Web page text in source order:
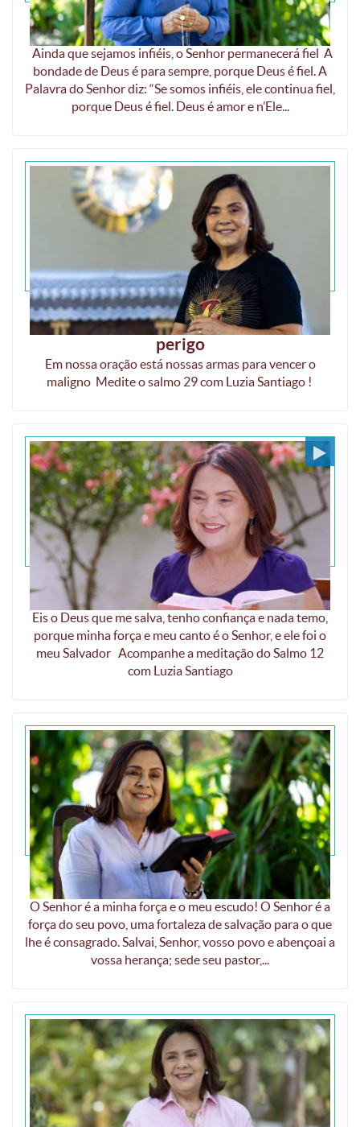
A bondade de Deus é para sempre
Ainda que sejamos infiéis, o Senhor permanecerá fiel A
bondade de Deus é para sempre, porque Deus é fiel. A
Palavra do Senhor diz: “Se somos infiéis, ele continua fiel,
porque Deus é fiel. Deus é amor e n’Ele...
Deus nos dá armas para livrar-nos do
perigo
Em nossa oração está nossas armas para vencer o
maligno Medite o salmo 29 com Luzia Santiago !
Eis o Deus que me salva
Eis o Deus que me salva, tenho confiança e nada temo,
porque minha força e meu canto é o Senhor, e ele foi o
meu Salvador Acompanhe a meditação do Salmo 12
com Luzia Santiago
O Senhor é a força do Seu povo
O Senhor é a minha força e o meu escudo! O Senhor é a
força do seu povo, uma fortaleza de salvação para o que
lhe é consagrado. Salvai, Senhor, vosso povo e abençoai a
vossa herança; sede seu pastor,...